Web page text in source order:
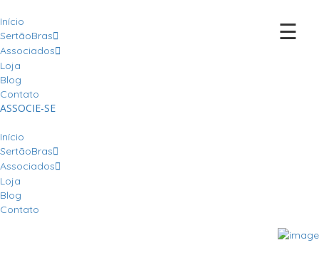
Início
SertãoBras
Associados
Loja
Blog
Contato
ASSOCIE-SE
Início
SertãoBras
Associados
Loja
Blog
Contato
☰